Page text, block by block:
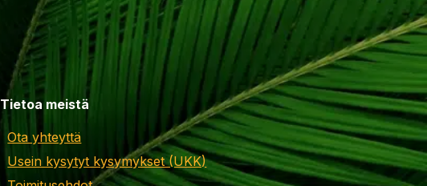
Tietoa meistä
Ota yhteyttä
Usein kysytyt kysymykset (UKK)